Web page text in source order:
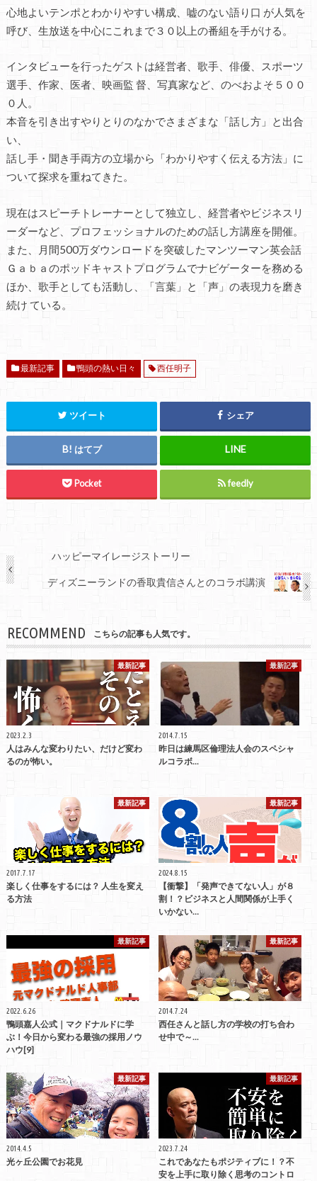
心地よいテンポとわかりやすい構成、嘘のない語り口 が人気を
呼び、生放送を中心にこれまで３０以上の番組を手がける。
インタビューを行ったゲストは経営者、歌手、俳優、スポーツ
選手、作家、医者、映画監 督、写真家など、のべおよそ５００
０人。
本音を引き出すやりとりのなかでさまざまな「話し方」と出合
い、
話し手・聞き手両方の立場から「わかりやすく伝える方法」に
ついて探求を重ねてきた。
現在はスピーチトレーナーとして独立し、経営者やビジネスリ
ーダーなど、プロフェッショナルのための話し方講座を開催。
また、月間500万ダウンロードを突破したマンツーマン英会話
Ｇａｂａのポッドキャストプログラムでナビゲーターを務める
ほか、歌手としても活動し、「言葉」と「声」の表現力を磨き
続け ている。
最新記事 鴨頭の熱い日々 西任明子
ツイート シェア
はてブ
Pocket feedly
ハッピーマイレージストーリー
ディズニーランドの香取貴信さんとのコラボ講演
RECOMMEND こちらの記事も人気です。
最新記事
2023.2.3
人はみんな変わりたい、だけど変わ
るのが怖い。
最新記事
2014.7.15
昨日は練馬区倫理法人会のスペシャ
ルコラボ...
最新記事
2017.7.17
楽しく仕事をするには？ 人生を変え
る方法
最新記事
2024.8.15
【衝撃】「発声できてない人」が８
割！？ビジネスと人間関係が上手く
いかない…
最新記事
2022.6.26
鴨頭嘉人公式｜マクドナルドに学
ぶ！今日から変わる最強の採用ノウ
ハウ[9]
最新記事
2014.7.24
西任さんと話し方の学校の打ち合わ
せ中で～...
最新記事
2014.4.5
光ヶ丘公園でお花見
最新記事
2023.7.24
これであなたもポジティブに！？不
安を上手に取り除く思考のコントロ